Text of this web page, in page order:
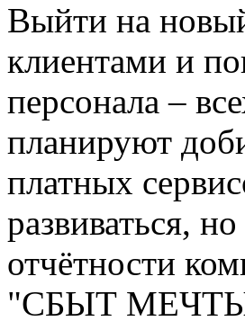
Выйти на
клиентами и
персонала –
планируют
платных
развиваться,
отчётности
"СБЫТ